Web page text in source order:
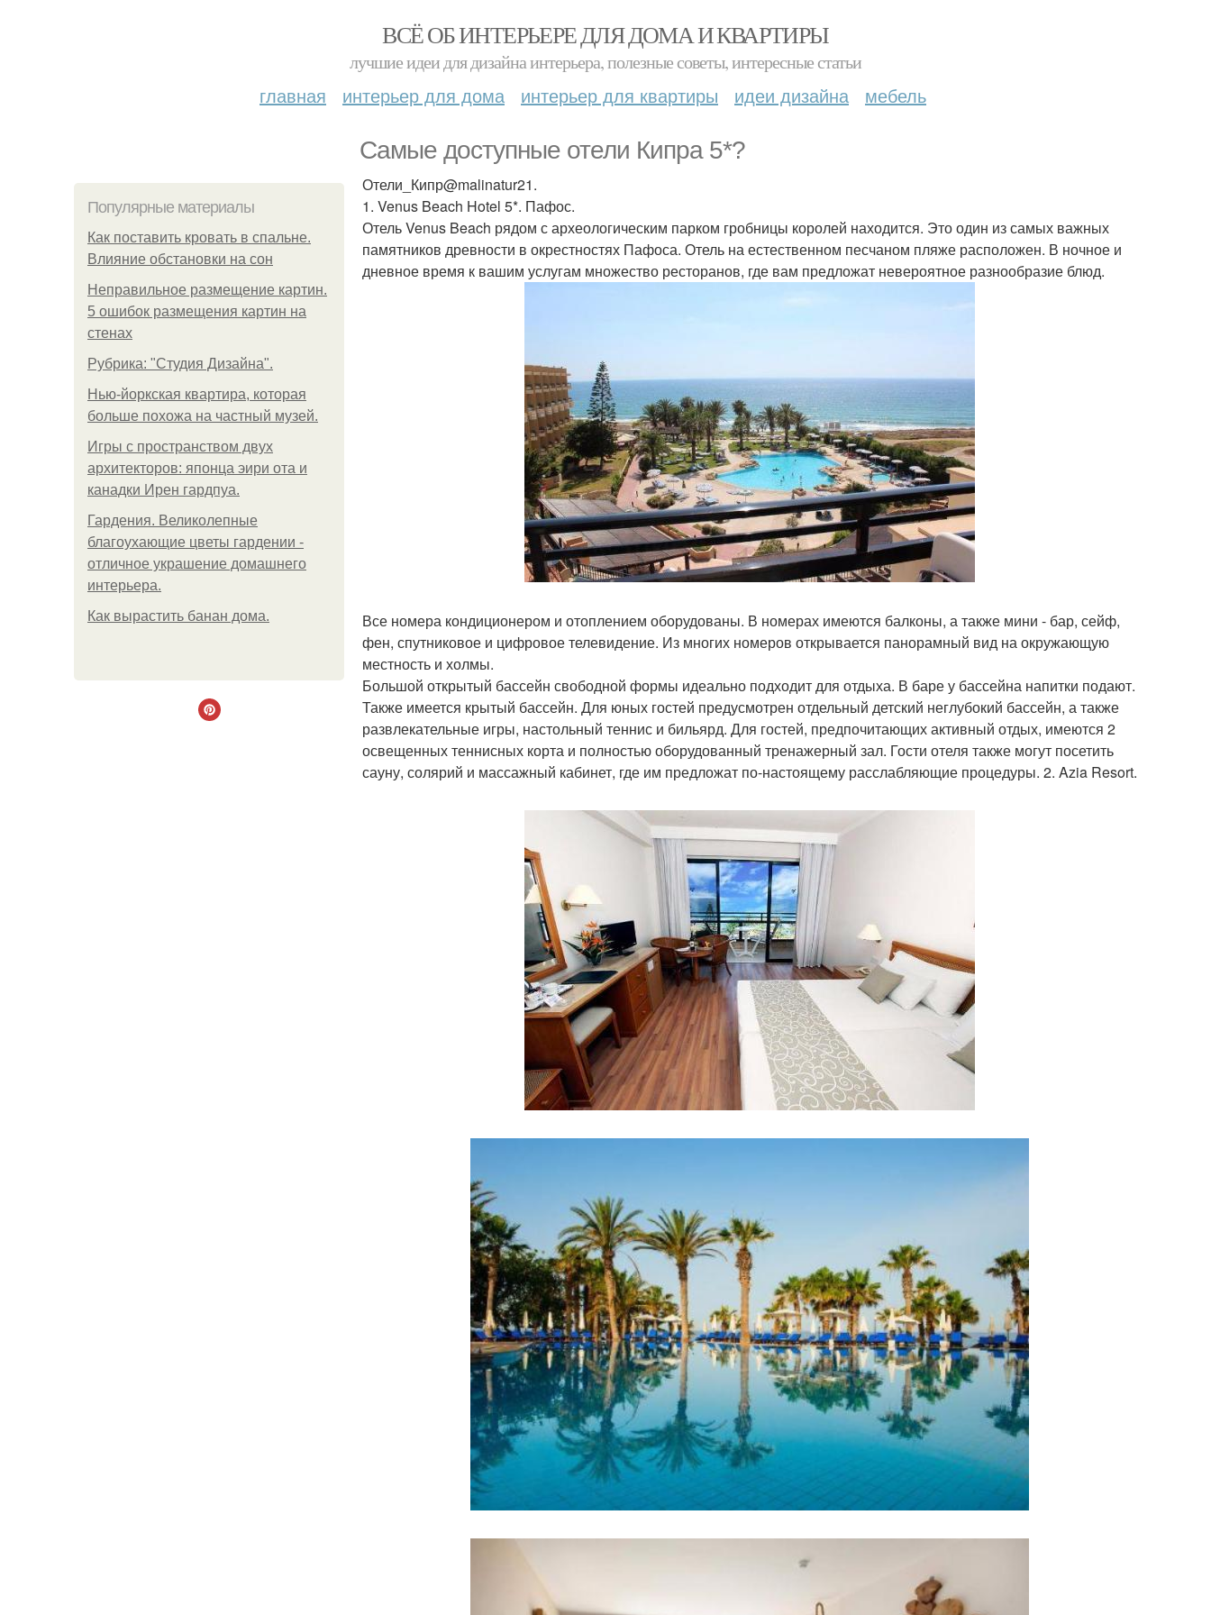
ВСЁ ОБ ИНТЕРЬЕРЕ ДЛЯ ДОМА И КВАРТИРЫ
лучшие идеи для дизайна интерьера, полезные советы, интересные статьи
главная интерьер для дома интерьер для квартиры идеи дизайна мебель
Самые доступные отели Кипра 5*?
Популярные материалы
Как поставить кровать в спальне.
Влияние обстановки на сон
Неправильное размещение картин.
5 ошибок размещения картин на
стенах
Рубрика: "Студия Дизайна".
Нью-йоркская квартира, которая
больше похожа на частный музей.
Игры с пространством двух
архитекторов: японца эири ота и
канадки Ирен гардпуа.
Гардения. Великолепные
благоухающие цветы гардении -
отличное украшение домашнего
интерьера.
Как вырастить банан дома.
Отели_Кипр@malinatur21.
1. Venus Beach Hotel 5*. Пафос.
Отель Venus Beach рядом с археологическим парком гробницы королей находится. Это один из самых важных
памятников древности в окрестностях Пафоса. Отель на естественном песчаном пляже расположен. В ночное и
дневное время к вашим услугам множество ресторанов, где вам предложат невероятное разнообразие блюд.
Все номера кондиционером и отоплением оборудованы. В номерах имеются балконы, а также мини - бар, сейф,
фен, спутниковое и цифровое телевидение. Из многих номеров открывается панорамный вид на окружающую
местность и холмы.
Большой открытый бассейн свободной формы идеально подходит для отдыха. В баре у бассейна напитки подают.
Также имеется крытый бассейн. Для юных гостей предусмотрен отдельный детский неглубокий бассейн, а также
развлекательные игры, настольный теннис и бильярд. Для гостей, предпочитающих активный отдых, имеются 2
освещенных теннисных корта и полностью оборудованный тренажерный зал. Гости отеля также могут посетить
сауну, солярий и массажный кабинет, где им предложат по-настоящему расслабляющие процедуры. 2. Azia Resort.